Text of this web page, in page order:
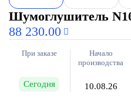
Шумоглушитель
88 230.00
При заказе
Сегодня
Начало
производства
10.08.26